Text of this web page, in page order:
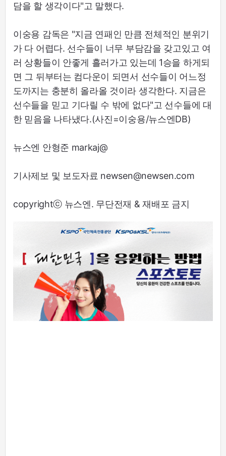
담을 할 생각이다"고 말했다.
이숭용 감독은 "지금 연패인 만큼 전체적인 분위기
가 다 어렵다. 선수들이 너무 부담감을 갖고있고 여
러 상황들이 안좋게 흘러가고 있는데 1승을 하게되
면 그 뒤부터는 컴다운이 되면서 선수들이 어느정
도까지는 충분히 올라올 것이라 생각한다. 지금은
선수들을 믿고 기다릴 수 밖에 없다"고 선수들에 대
한 믿음을 나타냈다.(사진=이숭용/뉴스엔DB)
뉴스엔 안형준 markaj@
기사제보 및 보도자료 newsen@newsen.com
copyrightⓒ 뉴스엔. 무단전재 & 재배포 금지